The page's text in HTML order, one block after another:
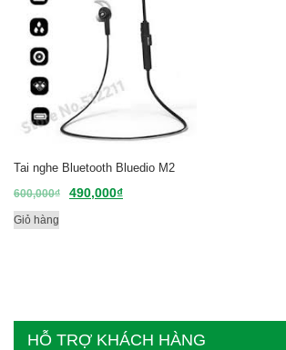
Tai nghe Bluetooth Bluedio M2
600,000₫ 490,000₫
Giỏ hàng
HỖ TRỢ KHÁCH HÀNG